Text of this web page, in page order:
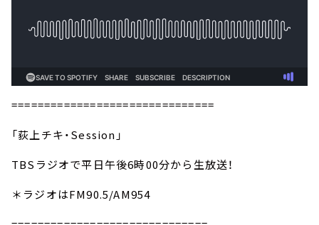
===============================
「荻上チキ・Session」
TBSラジオで平日午後6時00分から生放送！
＊ラジオはFM90.5/AM954